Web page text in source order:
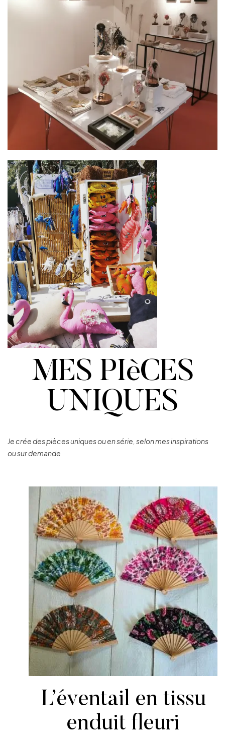
MES PIèCES
UNIQUES
Je crée des pièces uniques ou en série, selon mes inspirations
ou sur demande
L’éventail en tissu
enduit fleuri